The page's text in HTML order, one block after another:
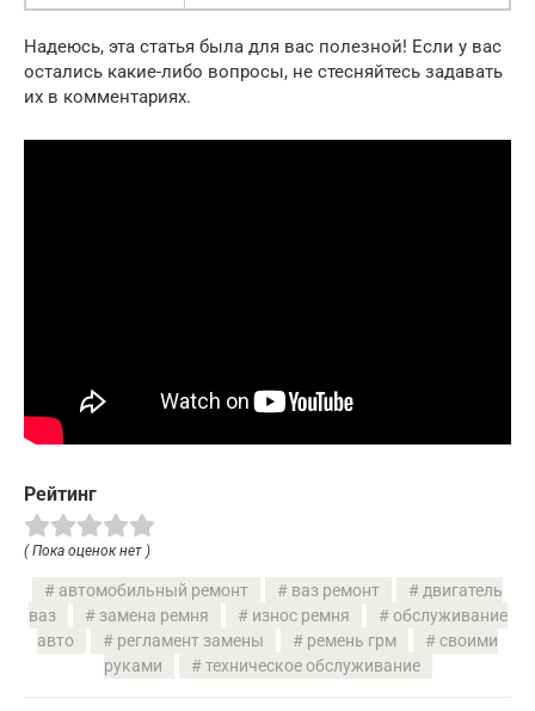
Надеюсь, эта статья была для вас полезной! Если у вас
остались какие-либо вопросы, не стесняйтесь задавать
их в комментариях.
Рейтинг
( Пока оценок нет )
автомобильный ремонт ваз ремонт
двигатель
ваз
замена ремня износ ремня
обслуживание
авто
регламент замены ремень грм
своими
руками
техническое обслуживание